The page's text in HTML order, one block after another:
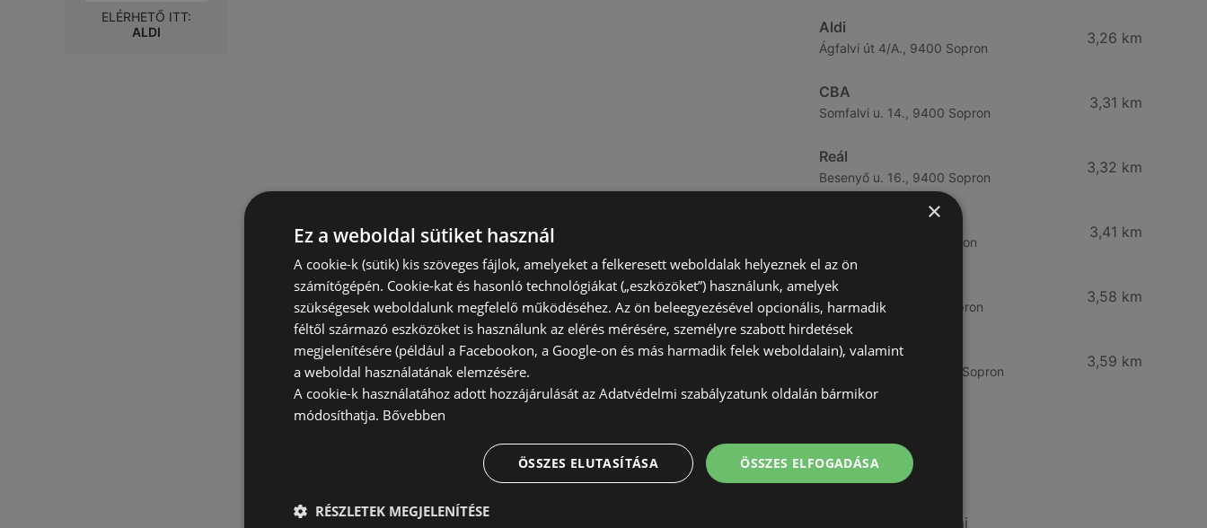
ELÉRHETŐ ITT:
ALDI
Aldi
Ágfalvi út 4/A., 9400 Sopron
3,26 km
CBA
Somfalvi u. 14., 9400 Sopron
3,31 km
Reál
Besenyő u. 16., 9400 Sopron
3,32 km
Ibolya út 15., 9400 Sopron
3,41 km
CBA
Bánfalvi u. 14, 9400 Sopron
3,58 km
Lidl
Bánfalvi út 12. 12, 9400 Sopron
3,59 km
További linkek
A(z) Metro ajánlatai
×
Ez a weboldal sütiket használ
A cookie-k (sütik) kis szöveges fájlok, amelyeket a felkeresett weboldalak helyeznek el az ön
számítógépén. Cookie-kat és hasonló technológiákat („eszközöket”) használunk, amelyek
szükségesek weboldalunk megfelelő működéséhez. Az ön beleegyezésével opcionális, harmadik
féltől származó eszközöket is használunk az elérés mérésére, személyre szabott hirdetések
megjelenítésére (például a Facebookon, a Google-on és más harmadik felek weboldalain), valamint
a weboldal használatának elemzésére.
A cookie-k használatához adott hozzájárulását az Adatvédelmi szabályzatunk oldalán bármikor
módosíthatja. Bővebben
ÖSSZES ELFOGADÁSA
ÖSSZES ELUTASÍTÁSA
RÉSZLETEK MEGJELENÍTÉSE